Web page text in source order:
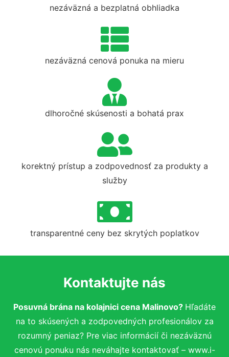
nezáväzná a bezplatná obhliadka
nezáväzná cenová ponuka na mieru
dlhoročné skúsenosti a bohatá prax
korektný prístup a zodpovednosť za produkty a
služby
transparentné ceny bez skrytých poplatkov
Kontaktujte nás
Posuvná brána na kolajnici cena Malinovo? Hľadáte
na to skúsených a zodpovedných profesionálov za
rozumný peniaz? Pre viac informácií či nezáväznú
cenovú ponuku nás neváhajte kontaktovať – www.i-